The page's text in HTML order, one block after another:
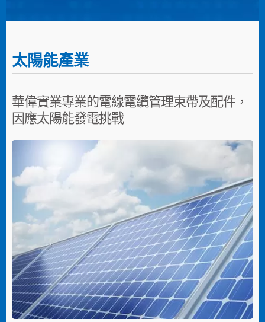
太陽能產業
華偉實業專業的電線電纜管理束帶及配件，
因應太陽能發電挑戰